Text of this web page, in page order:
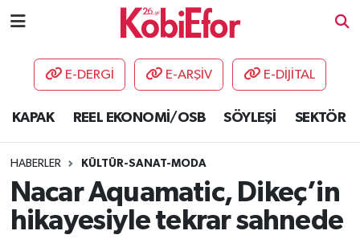
E-DERGİ E-ARŞİV E-DİJİTAL
KAPAK REEL EKONOMİ/OSB SÖYLEŞİ SEKTÖR
HABERLER KÜLTÜR-SANAT-MODA
Nacar Aquamatic, Dikeç’in
hikayesiyle tekrar sahnede
AKADEMİ
DESTEK-TEŞVİK
ETKİNLİK
GÜNCEL